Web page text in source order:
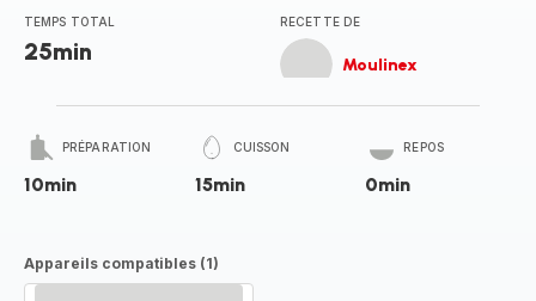
TEMPS TOTAL
25min
RECETTE DE
Moulinex
PRÉPARATION
10min
CUISSON
15min
REPOS
0min
Appareils compatibles (1)